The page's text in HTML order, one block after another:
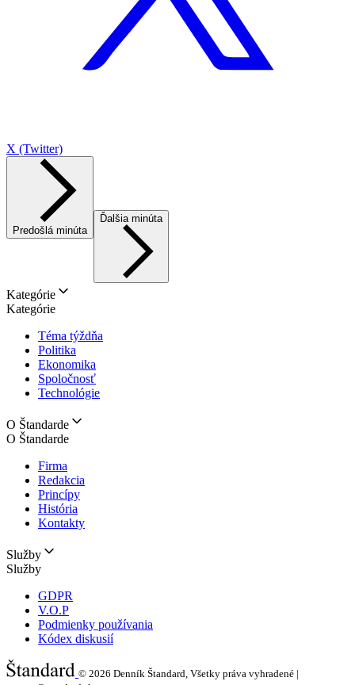
X (Twitter)
Predošlá minúta
Ďalšia minúta
Kategórie
Kategórie
Téma týždňa
Politika
Ekonomika
Spoločnosť
Technológie
O Štandarde
O Štandarde
Firma
Redakcia
Princípy
História
Kontakty
Služby
Služby
GDPR
V.O.P
Podmienky používania
Kódex diskusií
© 2026 Denník Štandard, Všetky práva vyhradené |